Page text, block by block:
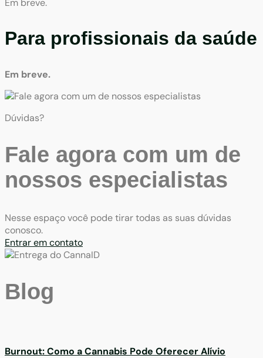
Para profissionais da saúde
Em breve.
Dúvidas?
Fale agora com um de
nossos especialistas
Nesse espaço você pode tirar todas as suas dúvidas
conosco.
Entrar em contato
Blog
Burnout: Como a Cannabis Pode Oferecer Alívio